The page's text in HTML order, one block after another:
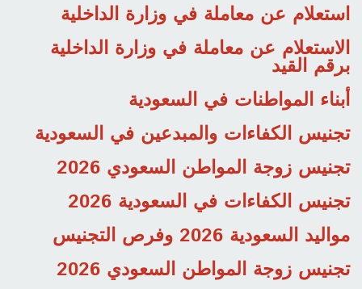
استعلام عن معاملة في وزارة الداخلية
الاستعلام عن معاملة في وزارة الداخلية
برقم القيد
أبناء المواطنات في السعودية
تجنيس الكفاءات والمبدعين في السعودية
تجنيس زوجة المواطن السعودي 2026
تجنيس الكفاءات في السعودية 2026
مواليد السعودية 2026 وفرص التجنيس
تجنيس زوجة المواطن السعودي 2026